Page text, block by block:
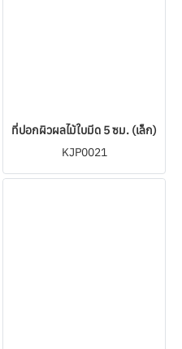
ที่ปอกผิวผลไม้ใบมีด 5 ซม. (เล็ก)
KJP0021